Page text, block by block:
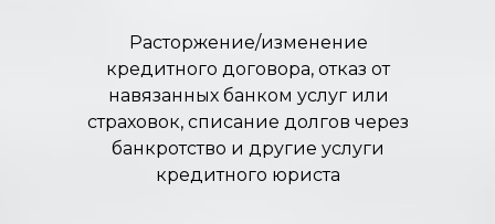
Расторжение/изменение
кредитного договора, отказ от
навязанных банком услуг или
страховок, списание долгов через
банкротство и другие услуги
кредитного юриста